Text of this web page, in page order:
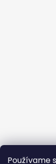
Používame